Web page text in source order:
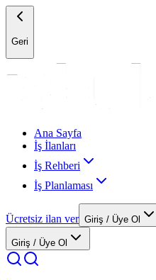
Geri
Ana Sayfa
İş İlanları
İş Rehberi
İş Planlaması
Ücretsiz ilan ver Giriş / Üye Ol
Giriş / Üye Ol